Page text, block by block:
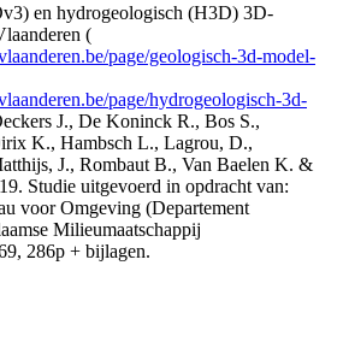
en hydrogeologisch (H3D) 3D-
(
page/geologisch-3d-model-
page/hydrogeologisch-3d-
J., De Koninck R., Bos S.,
K., Hambsch L., Lagrou, D.,
J., Rombaut B., Van Baelen K. &
Studie uitgevoerd in opdracht van:
voor Omgeving (Departement
Milieumaatschappij
286p + bijlagen.